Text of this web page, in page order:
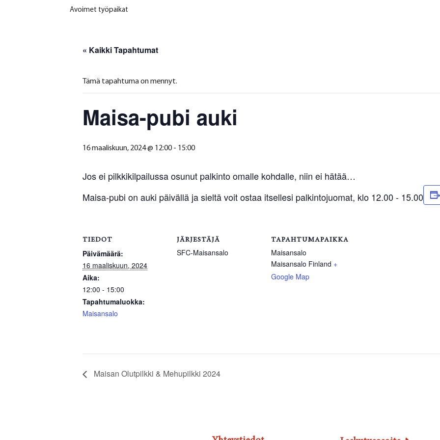
Avoimet työpaikat
« Kaikki Tapahtumat
Tämä tapahtuma on mennyt.
Maisa-pubi auki
16 maaliskuun, 2024 @ 12:00- 15:00
Jos ei pilkkikilpailussa osunut palkinto omalle kohdalle, niin ei hätää…
Maisa-pubi on auki päivällä ja sieltä voit ostaa itsellesi palkintojuomat, klo 12.00 - 15.00
TIEDOT
Päivämäärä:
16 maaliskuun, 2024
Aika:
12:00 - 15:00
Tapahtumaluokka:
Maisansalo
JÄRJESTÄJÄ
SFC-Maisansalo
TAPAHTUMAPAIKKA
Maisansalo
Maisansalo Finland +
Google Map
Maisan Olutpilkki & Mehupilkki 2024